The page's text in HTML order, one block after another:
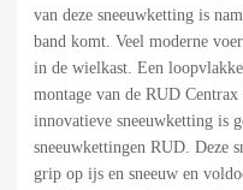
van deze sneeuwketting is
band komt. Veel moderne
in de wielkast. Een
montage van de RUD Centrax
innovatieve sneeuwketting is
sneeuwkettingen RUD. Deze
grip op ijs en sneeuw en